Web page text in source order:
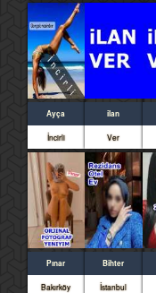
Ayça
İncirli
ilan
Ver
Pınar
Bakırköy
Bihter
İstanbul